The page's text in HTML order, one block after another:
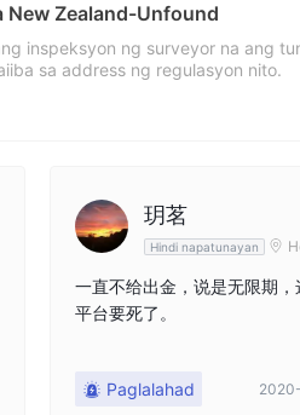
New Zealand-Unfound
inspeksyon ng surveyor na ang
sa address ng regulasyon nito.
玥茗
Hindi napatunayan
一直不给出金，说是无限期，
平台要死了。
Paglalahad